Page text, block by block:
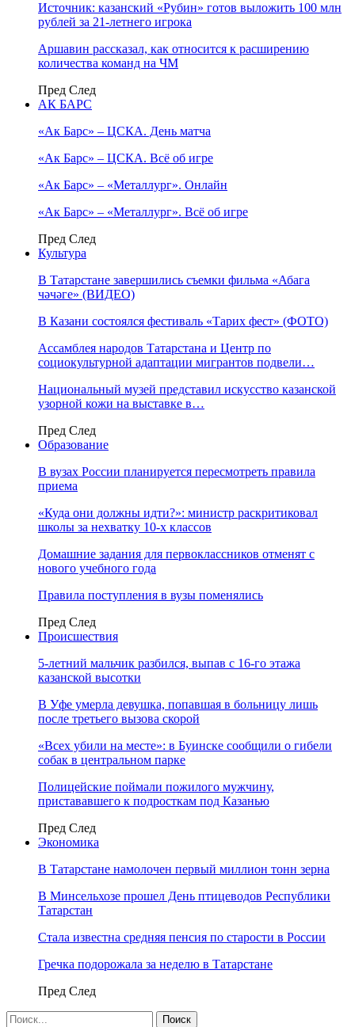
Источник: казанский «Рубин» готов выложить 100 млн
рублей за 21-летнего игрока
Аршавин рассказал, как относится к расширению
количества команд на ЧМ
Пред След
АК БАРС
«Ак Барс» – ЦСКА. День матча
«Ак Барс» – ЦСКА. Всё об игре
«Ак Барс» – «Металлург». Онлайн
«Ак Барс» – «Металлург». Всё об игре
Пред След
Культура
В Татарстане завершились съемки фильма «Абага
чәчәге» (ВИДЕО)
В Казани состоялся фестиваль «Тарих фест» (ФОТО)
Ассамблея народов Татарстана и Центр по
социокультурной адаптации мигрантов подвели…
Национальный музей представил искусство казанской
узорной кожи на выставке в…
Пред След
Образование
В вузах России планируется пересмотреть правила
приема
«Куда они должны идти?»: министр раскритиковал
школы за нехватку 10-х классов
Домашние задания для первоклассников отменят с
нового учебного года
Правила поступления в вузы поменялись
Пред След
Происшествия
5-летний мальчик разбился, выпав с 16-го этажа
казанской высотки
В Уфе умерла девушка, попавшая в больницу лишь
после третьего вызова скорой
«Всех убили на месте»: в Буинске сообщили о гибели
собак в центральном парке
Полицейские поймали пожилого мужчину,
пристававшего к подросткам под Казанью
Пред След
Экономика
В Татарстане намолочен первый миллион тонн зерна
В Минсельхозе прошел День птицеводов Республики
Татарстан
Стала известна средняя пенсия по старости в России
Гречка подорожала за неделю в Татарстане
Пред След